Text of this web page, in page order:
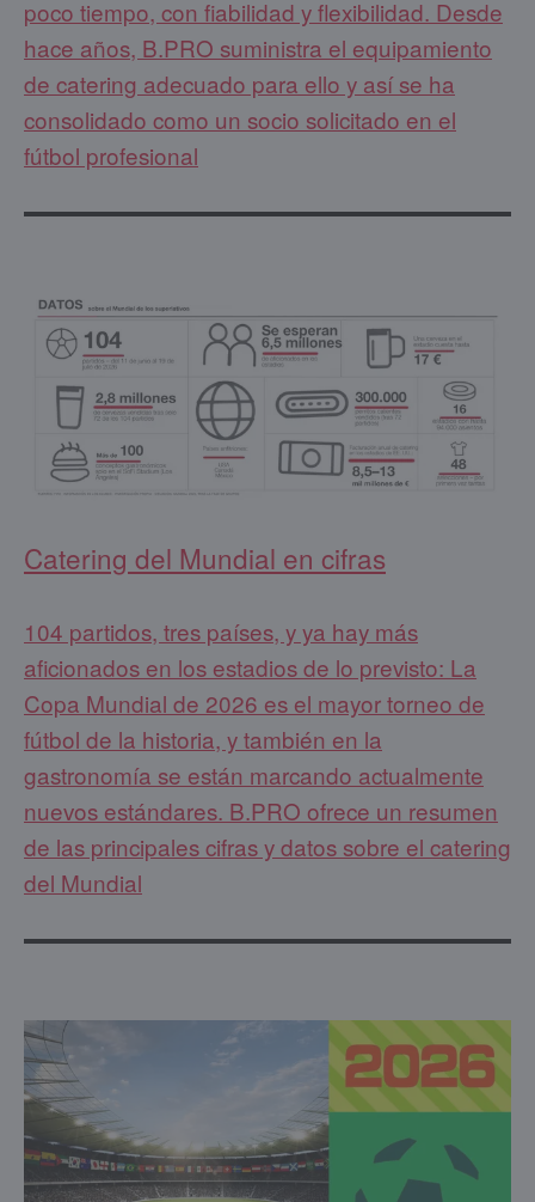
poco tiempo, con fiabilidad y flexibilidad. Desde
hace años, B.PRO suministra el equipamiento
de catering adecuado para ello y así se ha
consolidado como un socio solicitado en el
fútbol profesional
Catering del Mundial en cifras
104 partidos, tres países, y ya hay más
aficionados en los estadios de lo previsto: La
Copa Mundial de 2026 es el mayor torneo de
fútbol de la historia, y también en la
gastronomía se están marcando actualmente
nuevos estándares. B.PRO ofrece un resumen
de las principales cifras y datos sobre el catering
del Mundial